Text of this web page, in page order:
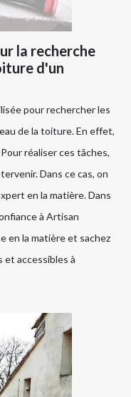
la recherche
d'un
pour rechercher les
de la toiture. En effet,
réaliser ces tâches,
Dans ce cas, on
en la matière. Dans
à Artisan
en la matière et sachez
accessibles à